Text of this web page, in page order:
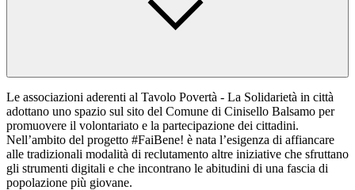
Le associazioni aderenti al Tavolo Povertà - La Solidarietà in città
adottano uno spazio sul sito del Comune di Cinisello Balsamo per
promuovere il volontariato e la partecipazione dei cittadini.
Nell’ambito del progetto #FaiBene! è nata l’esigenza di affiancare
alle tradizionali modalità di reclutamento altre iniziative che sfruttano
gli strumenti digitali e che incontrano le abitudini di una fascia di
popolazione più giovane.